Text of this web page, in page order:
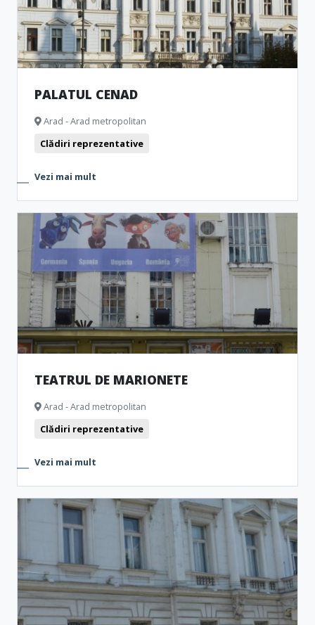
PALATUL CENAD
Arad - Arad metropolitan
Clădiri reprezentative
Vezi mai mult
TEATRUL DE MARIONETE
Arad - Arad metropolitan
Clădiri reprezentative
Vezi mai mult